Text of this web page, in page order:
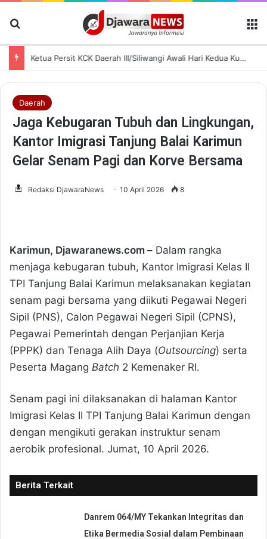
Ketua Persit KCK Daerah III/Siliwangi Awali Hari Kedua Kunjungan Kerja di TK Kartika XIX-39
Daerah
Jaga Kebugaran Tubuh dan Lingkungan,
Kantor Imigrasi Tanjung Balai Karimun
Gelar Senam Pagi dan Korve Bersama
Redaksi DjawaraNews 10 April 2026 8
Karimun, Djawaranews.com – Dalam rangka
menjaga kebugaran tubuh, Kantor Imigrasi Kelas II
TPI Tanjung Balai Karimun melaksanakan kegiatan
senam pagi bersama yang diikuti Pegawai Negeri
Sipil (PNS), Calon Pegawai Negeri Sipil (CPNS),
Pegawai Pemerintah dengan Perjanjian Kerja
(PPPK) dan Tenaga Alih Daya (Outsourcing) serta
Peserta Magang Batch 2 Kemenaker RI.
Senam pagi ini dilaksanakan di halaman Kantor
Imigrasi Kelas II TPI Tanjung Balai Karimun dengan
dengan mengikuti gerakan instruktur senam
aerobik profesional. Jumat, 10 April 2026.
Berita Terkait
Danrem 064/MY Tekankan Integritas dan
Etika Bermedia Sosial dalam Pembinaan